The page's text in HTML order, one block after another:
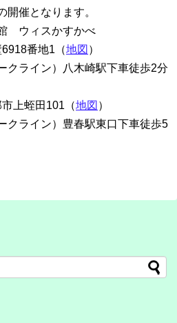
開催となります。
ウィスかすかべ
番地1（地図 ）
クライン）八木崎駅下車徒歩2分
上蛭田101（地図 ）
クライン）豊春駅東口下車徒歩5